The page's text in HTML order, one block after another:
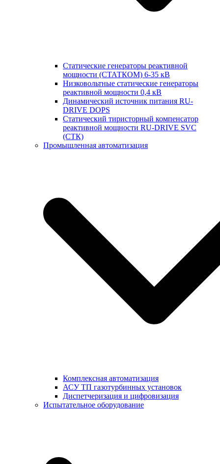
Статические генераторы реактивной
мощности (СТАТКОМ) 6-35 кВ
Низковольтные статические генераторы
реактивной мощности 0,4 кВ
Динамический источник питания RU-
DRIVE DOPS
Cтатический тиристорный компенсатор
реактивной мощности RU-DRIVE SVC
(СТК)
Промышленная автоматизация
Комплексная автоматизация
АСУ ТП газотурбинных установок
Диспетчеризация и цифровизация
Испытательное оборудование